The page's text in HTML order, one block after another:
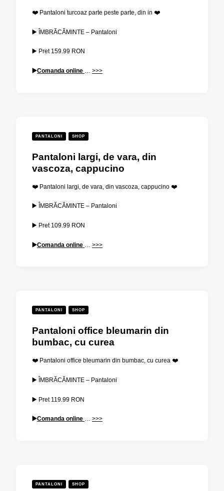
❤️ Pantaloni turcoaz parte peste parte, din in ❤️
▶️ ÎMBRĂCĂMINTE – Pantaloni
▶️ Pret 159.99 RON
▶️Comanda online … >>>
PANTALONI SHOP
Pantaloni largi, de vara, din
vascoza, cappucino
❤️ Pantaloni largi, de vara, din vascoza, cappucino ❤️
▶️ ÎMBRĂCĂMINTE – Pantaloni
▶️ Pret 109.99 RON
▶️Comanda online >>>
PANTALONI SHOP
Pantaloni office bleumarin din
bumbac, cu curea
❤️ Pantaloni office bleumarin din bumbac, cu curea ❤️
▶️ ÎMBRĂCĂMINTE – Pantaloni
▶️ Pret 119.99 RON
▶️Comanda online … >>>
PANTALONI SHOP